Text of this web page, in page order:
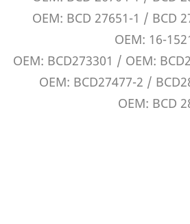
OEM: BCD 27651-1 / BCD
OEM: 16-
OEM: BCD273301 / OEM:
OEM: BCD27477-2 /
OEM: BCD